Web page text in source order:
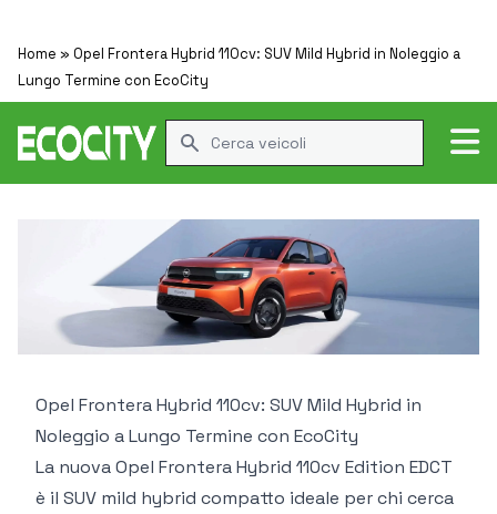
Home » Opel Frontera Hybrid 110cv: SUV Mild Hybrid in Noleggio a
Lungo Termine con EcoCity
Cerca veicolo
Opel Frontera Hybrid 110cv: SUV Mild Hybrid in
Noleggio a Lungo Termine con EcoCity
La nuova Opel Frontera Hybrid 110cv Edition EDCT
è il SUV mild hybrid compatto ideale per chi cerca